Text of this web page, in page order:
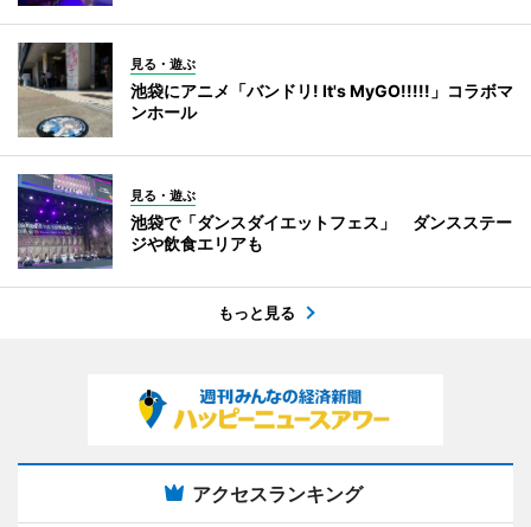
見る・遊ぶ
池袋にアニメ「バンドリ! It's MyGO!!!!!」コラボマ
ンホール
見る・遊ぶ
池袋で「ダンスダイエットフェス」 ダンスステー
ジや飲食エリアも
もっと見る
アクセスランキング